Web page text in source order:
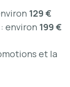
129 €
: environ 199 €
et la